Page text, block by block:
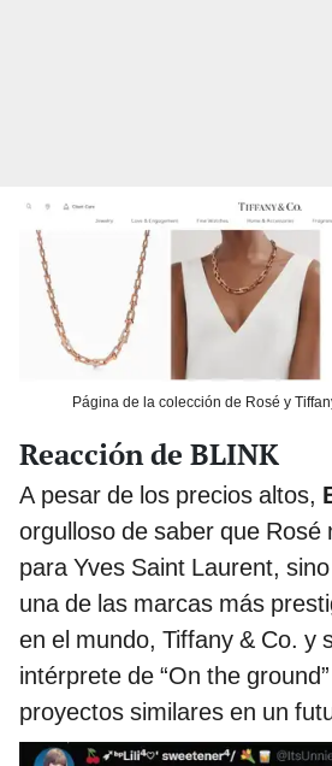
Página de la colección de Rosé y
Reacción de BLINK
A pesar de los precios altos,
orgulloso de saber que Rosé
para Yves Saint Laurent,
una de las marcas más
en el mundo, Tiffany & Co. y
intérprete de “On the
proyectos similares en un